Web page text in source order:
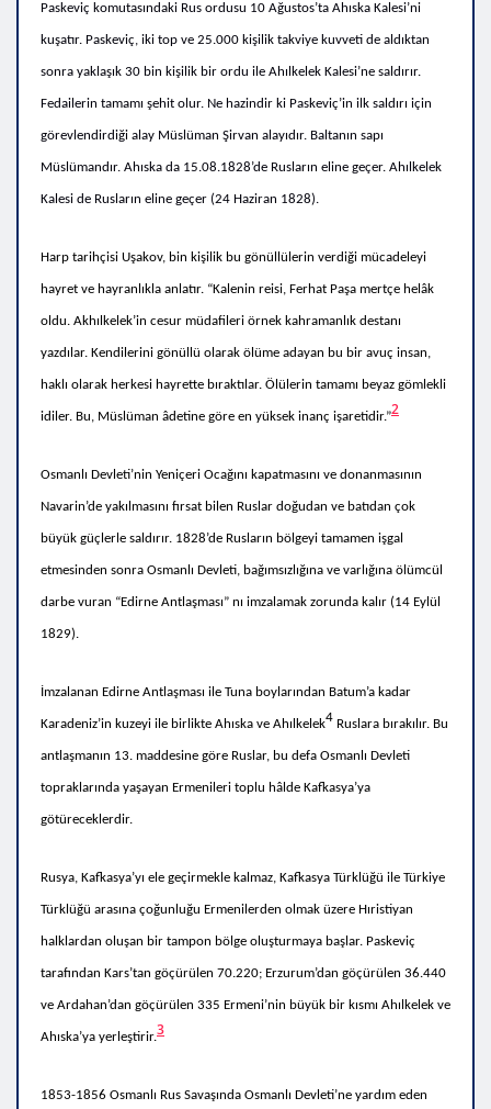
Paskeviç komutasındaki Rus ordusu 10 Ağustos’ta Ahıska Kalesi’ni
kuşatır. Paskeviç, iki top ve 25.000 kişilik takviye kuvveti de aldıktan
sonra yaklaşık 30 bin kişilik bir ordu ile Ahılkelek Kalesi’ne saldırır.
Fedailerin tamamı şehit olur. Ne hazindir ki Paskeviç’in ilk saldırı için
görevlendirdiği alay Müslüman Şirvan alayıdır. Baltanın sapı
Müslümandır. Ahıska da 15.08.1828’de Rusların eline geçer. Ahılkelek
Kalesi de Rusların eline geçer (24 Haziran 1828).
Harp tarihçisi Uşakov, bin kişilik bu gönüllülerin verdiği mücadeleyi
hayret ve hayranlıkla anlatır. “Kalenin reisi, Ferhat Paşa mertçe helâk
oldu. Akhılkelek’in cesur müdafileri örnek kahramanlık destanı
yazdılar. Kendilerini gönüllü olarak ölüme adayan bu bir avuç insan,
haklı olarak herkesi hayrette bıraktılar. Ölülerin tamamı beyaz gömlekli
idiler. Bu, Müslüman âdetine göre en yüksek inanç işaretidir.”2
Osmanlı Devleti’nin Yeniçeri Ocağını kapatmasını ve donanmasının
Navarin’de yakılmasını fırsat bilen Ruslar doğudan ve batıdan çok
büyük güçlerle saldırır. 1828’de Rusların bölgeyi tamamen işgal
etmesinden sonra Osmanlı Devleti, bağımsızlığına ve varlığına ölümcül
darbe vuran “Edirne Antlaşması” nı imzalamak zorunda kalır (14 Eylül
1829).
İmzalanan Edirne Antlaşması ile Tuna boylarından Batum’a kadar
Karadeniz’in kuzeyi ile birlikte Ahıska ve Ahılkelek4 Ruslara bırakılır. Bu
antlaşmanın 13. maddesine göre Ruslar, bu defa Osmanlı Devleti
topraklarında yaşayan Ermenileri toplu hâlde Kafkasya’ya
götüreceklerdir.
Rusya, Kafkasya’yı ele geçirmekle kalmaz, Kafkasya Türklüğü ile Türkiye
Türklüğü arasına çoğunluğu Ermenilerden olmak üzere Hıristiyan
halklardan oluşan bir tampon bölge oluşturmaya başlar. Paskeviç
tarafından Kars’tan göçürülen 70.220; Erzurum’dan göçürülen 36.440
ve Ardahan’dan göçürülen 335 Ermeni’nin büyük bir kısmı Ahılkelek ve
Ahıska’ya yerleştirir.3
1853-1856 Osmanlı Rus Savaşında Osmanlı Devleti’ne yardım eden